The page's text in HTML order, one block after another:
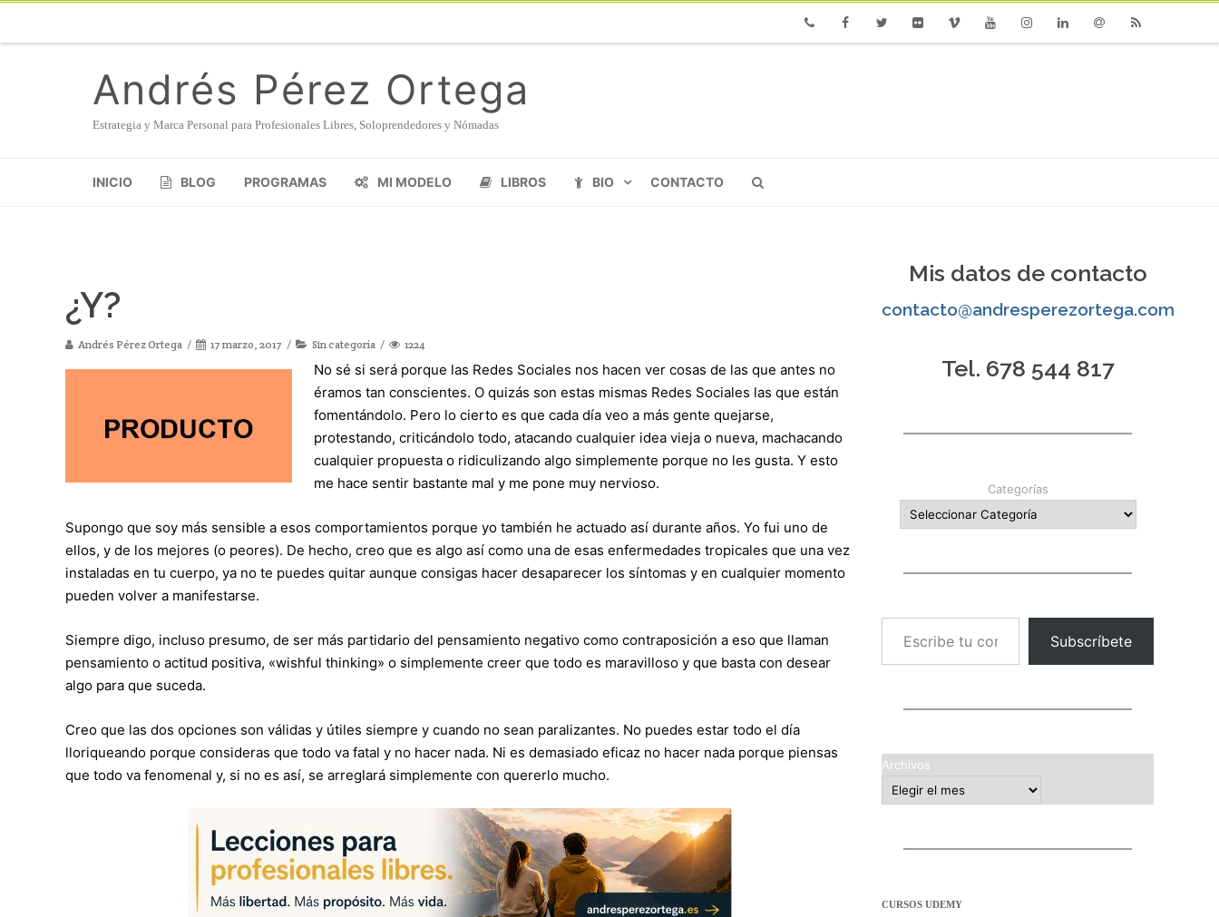
Andrés Pérez Ortega
Estrategia y Marca Personal para Profesionales Libres, Soloprendedores y Nómadas
INICIO BLOG PROGRAMAS MI MODELO LIBROS BIO CONTACTO
¿Y?
Andrés Pérez Ortega 17 marzo, 2017 Sin categoría 1224
No sé si será porque las Redes Sociales nos hacen ver cosas de las que antes no
éramos tan conscientes. O quizás son estas mismas Redes Sociales las que están
fomentándolo. Pero lo cierto es que cada día veo a más gente quejarse,
protestando, criticándolo todo, atacando cualquier idea vieja o nueva, machacando
cualquier propuesta o ridiculizando algo simplemente porque no les gusta. Y esto
me hace sentir bastante mal y me pone muy nervioso.
Supongo que soy más sensible a esos comportamientos porque yo también he actuado así durante años. Yo fui uno de
ellos, y de los mejores (o peores). De hecho, creo que es algo así como una de esas enfermedades tropicales que una vez
instaladas en tu cuerpo, ya no te puedes quitar aunque consigas hacer desaparecer los síntomas y en cualquier momento
pueden volver a manifestarse.
Siempre digo, incluso presumo, de ser más partidario del pensamiento negativo como contraposición a eso que llaman
pensamiento o actitud positiva, «wishful thinking» o simplemente creer que todo es maravilloso y que basta con desear
algo para que suceda.
Creo que las dos opciones son válidas y útiles siempre y cuando no sean paralizantes. No puedes estar todo el día
lloriqueando porque consideras que todo va fatal y no hacer nada. Ni es demasiado eficaz no hacer nada porque piensas
que todo va fenomenal y, si no es así, se arreglará simplemente con quererlo mucho.
Mis datos de contacto
contacto@andresperezortega.com
Tel. 678 544 817
Categorías
Escribe tu correo electrónico…
Subscríbete
Archivos
CURSOS UDEMY